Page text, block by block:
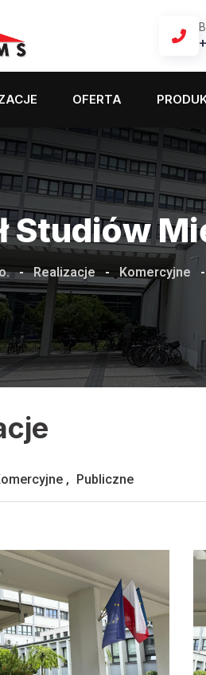
OFERTA
Studiów
- Realizacje - Komercyjne -
, Publiczne